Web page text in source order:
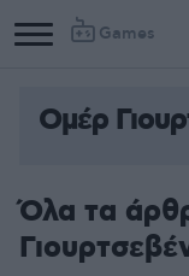
Games
Ομέρ
Όλα τα